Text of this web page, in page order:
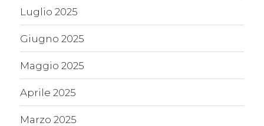
Luglio 2025
Giugno 2025
Maggio 2025
Aprile 2025
Marzo 2025